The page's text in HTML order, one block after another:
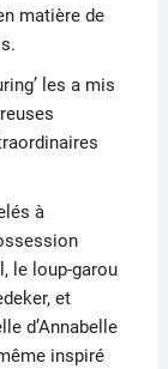
matière de
les a mis
à
le loup-garou
et
d’Annabelle
inspiré